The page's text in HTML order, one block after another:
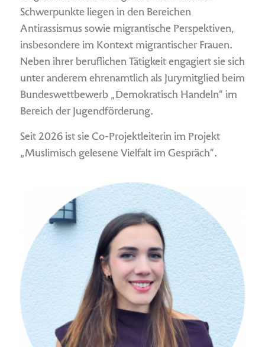
Schwerpunkte liegen in den Bereichen
Antirassismus sowie migrantische Perspektiven,
insbesondere im Kontext migrantischer Frauen.
Neben ihrer beruflichen Tätigkeit engagiert sie sich
unter anderem ehrenamtlich als Jurymitglied beim
Bundeswettbewerb „Demokratisch Handeln“ im
Bereich der Jugendförderung.
Seit 2026 ist sie Co-Projektleiterin im Projekt
„Muslimisch gelesene Vielfalt im Gespräch“.